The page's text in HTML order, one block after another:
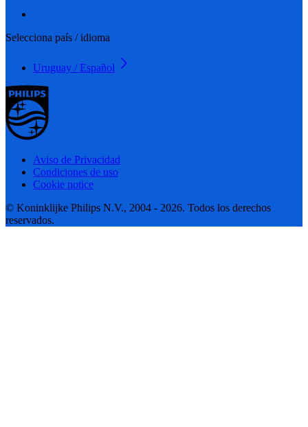
Selecciona país / idioma
Uruguay / Español
Aviso de Privacidad
Condiciones de uso
Cookie notice
© Koninklijke Philips N.V., 2004 - 2026. Todos los derechos
reservados.